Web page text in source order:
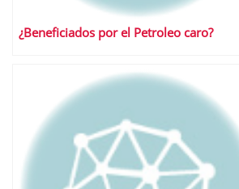
¿Beneficiados por el Petroleo caro?